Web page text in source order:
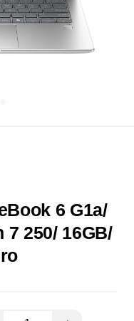
6 G1a/
7 250/ 16GB/